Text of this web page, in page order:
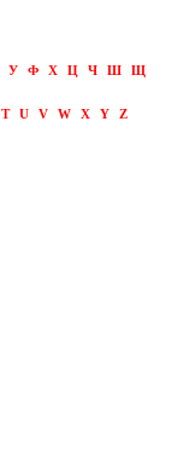
У Ф Х Ц Ч Ш
Щ
T U V W X Y
Z